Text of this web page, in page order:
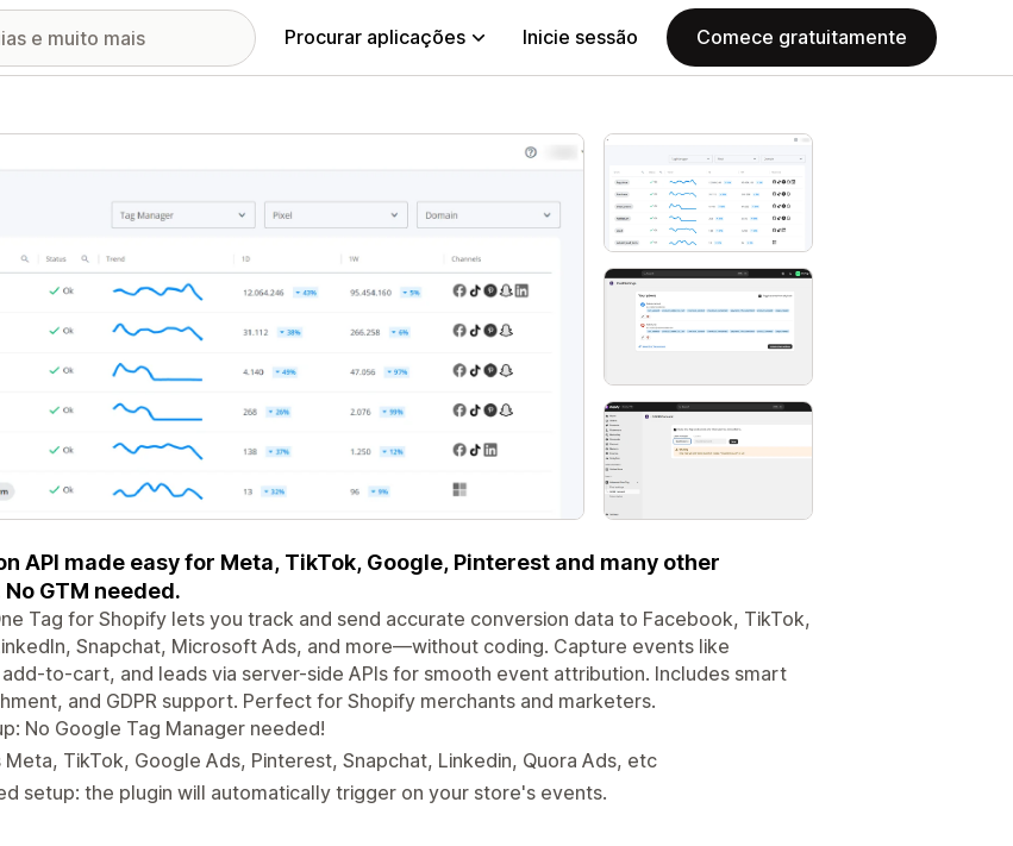
Procurar aplicações Inicie sessão Comece gratuitamente
em destaque
API made easy for Meta, TikTok, Google, Pinterest and many other
GTM needed.
Tag for Shopify lets you track and send accurate conversion data to Facebook, TikTok,
Snapchat, Microsoft Ads, and more—without coding. Capture events like
to-cart, and leads via server-side APIs for smooth event attribution. Includes smart
and GDPR support. Perfect for Shopify merchants and marketers.
No Google Tag Manager needed!
TikTok, Google Ads, Pinterest, Snapchat, Linkedin, Quora Ads, etc
setup: the plugin will automatically trigger on your store's events.